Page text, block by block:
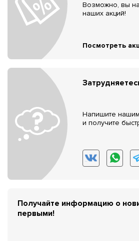
Возможно, вы
наших акций!
Посмотреть
Напишите нашим
и получите
Получайте информацию о
первыми!